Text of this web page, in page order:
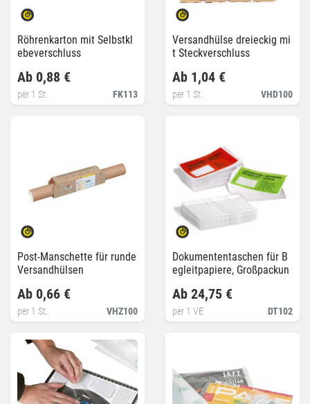
Röhrenkarton mit Selbstkl
ebeverschluss
FK113
Ab 0,88 €
per 1 St.
Versandhülse dreieckig mi
t Steckverschluss
VHD100
Ab 1,04 €
per 1 St.
Post-Manschette für runde
Versandhülsen
VHZ100
Ab 0,66 €
per 1 St.
Dokumententaschen für B
egleitpapiere, Großpackun
DT102
Ab 24,75 €
per 1 VE